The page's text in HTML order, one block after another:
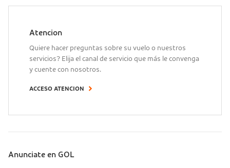
Atencion
Quiere hacer preguntas sobre su vuelo o nuestros
servicios? Elija el canal de servicio que más le convenga
y cuente con nosotros.
ACCESO ATENCION
Sobre a Gol (footer)
Anunciate en GOL